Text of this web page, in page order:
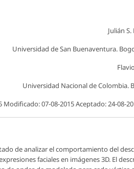
Julián
Universidad de San Buenaventura.
Universidad Nacional de Colombia.
Modificado: 07-08-2015 Aceptado: 24-08-
de analizar el comportamiento del
faciales en imágenes 3D. El